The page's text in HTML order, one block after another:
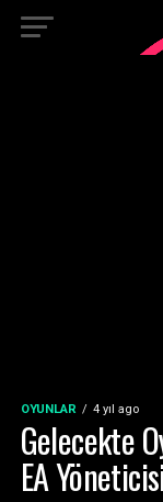
OYUNLAR 4 yıl ago
Gelecekte
EA